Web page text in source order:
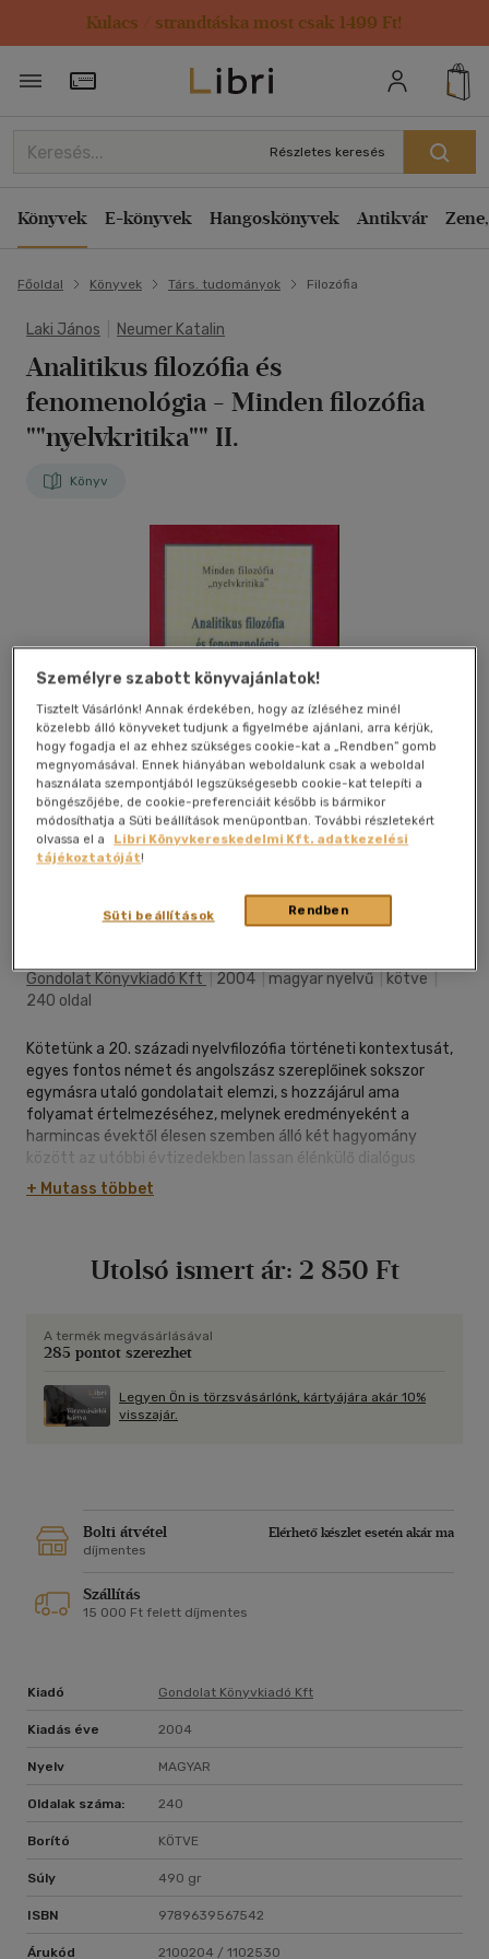
Kulacs / strandtáska most csak 1499 Ft!
Törzsvásárlói Kártya adatai
Részletes keresés
Könyvek E-könyvek Hangoskönyvek Antikvár
Főoldal Könyvek Társ. tudományok Filozófia
Laki János Neumer Katalin
Analitikus filozófia és
fenomenológia - Minden filozófia
""nyelvkritika"" II.
Könyv
Megosztom
Gondolat Könyvkiadó Kft 2004 magyar nyelvű kötve
240 oldal
Kötetünk a 20. századi nyelvfilozófia történeti kontextusát,
egyes fontos német és angolszász szereplőinek sokszor
egymásra utaló gondolatait elemzi, s hozzájárul ama
folyamat értelmezéséhez, melynek eredményeként a
harmincas évektől élesen szemben álló két hagyomány
között az utóbbi évtizedekben lassan élénkülő dialógus
bontakozik ki.
+ Mutass többet
Utolsó ismert ár: 2 850 Ft
A termék megvásárlásával
285 pontot szerezhet
Legyen Ön is törzsvásárlónk, kártyájára akár 10%
visszajár.
Bolti átvétel
Elérhető készlet esetén akár ma
díjmentes
Szállítás
15 000 Ft felett díjmentes
Kiadó Gondolat Könyvkiadó Kft
Kiadás éve 2004
Nyelv MAGYAR
Oldalak száma: 240
Borító KÖTVE
Súly 490 gr
ISBN 9789639567542
Árukód 2100204 / 1102530
Személyre szabott könyvajánlatok!
Tisztelt Vásárlónk! Annak érdekében, hogy az ízléséhez minél
közelebb álló könyveket tudjunk a figyelmébe ajánlani, arra kérjük,
hogy fogadja el az ehhez szükséges cookie-kat a „Rendben” gomb
megnyomásával. Ennek hiányában weboldalunk csak a weboldal
használata szempontjából legszükségesebb cookie-kat telepíti a
böngészőjébe, de cookie-preferenciáit később is bármikor
módosíthatja a Süti beállítások menüpontban. További részletekért
olvassa el a
Libri Könyvkereskedelmi Kft. adatkezelési
tájékoztatóját!
Rendben
Süti beállítások